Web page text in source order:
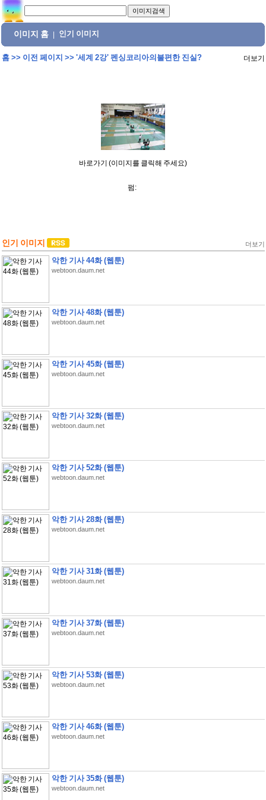
이미지 홈 인기 이미지
홈>> 이전 페이지 >> '세계 2강' 펜싱코리아의불편한 진실? 더보기
바로가기 (이미지를 클릭해 주세요)
펌:
인기 이미지 더보기
악한 기사 44화 (웹툰)
webtoon.daum.net
악한 기사 48화 (웹툰)
webtoon.daum.net
악한 기사 45화 (웹툰)
webtoon.daum.net
악한 기사 32화 (웹툰)
webtoon.daum.net
악한 기사 52화 (웹툰)
webtoon.daum.net
악한 기사 28화 (웹툰)
webtoon.daum.net
악한 기사 31화 (웹툰)
webtoon.daum.net
악한 기사 37화 (웹툰)
webtoon.daum.net
악한 기사 53화 (웹툰)
webtoon.daum.net
악한 기사 46화 (웹툰)
webtoon.daum.net
악한 기사 35화 (웹툰)
webtoon.daum.net